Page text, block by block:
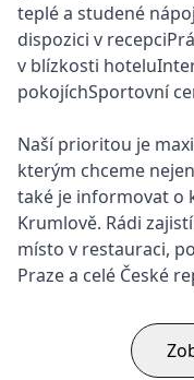
teplé a studené
dispozici v
v blízkosti
pokojíchSportovní
Naší prioritou je
kterým chceme
také je informovat o
Krumlově. Rádi
místo v restauraci,
Praze a celé České